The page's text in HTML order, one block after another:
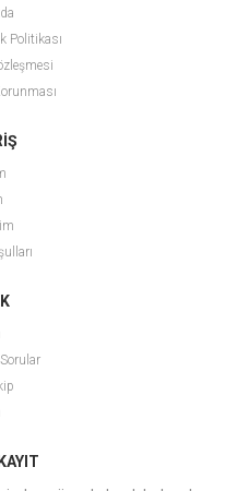
Politikası